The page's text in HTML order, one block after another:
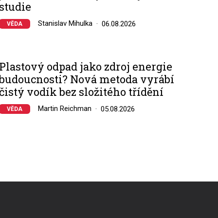
VĚDA Stanislav Mihulka 06.08.2026
odpad jako zdroj energie
Nová metoda vyrábí
vodík bez složitého třídění
VĚDA Martin Reichman 05.08.2026